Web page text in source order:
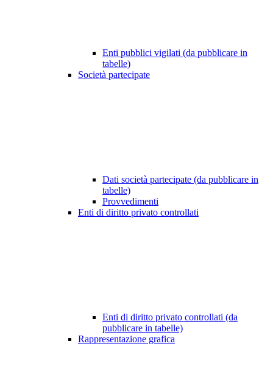
Enti pubblici vigilati (da pubblicare in
tabelle)
Società partecipate
Dati società partecipate (da pubblicare in
tabelle)
Provvedimenti
Enti di diritto privato controllati
Enti di diritto privato controllati (da
pubblicare in tabelle)
Rappresentazione grafica